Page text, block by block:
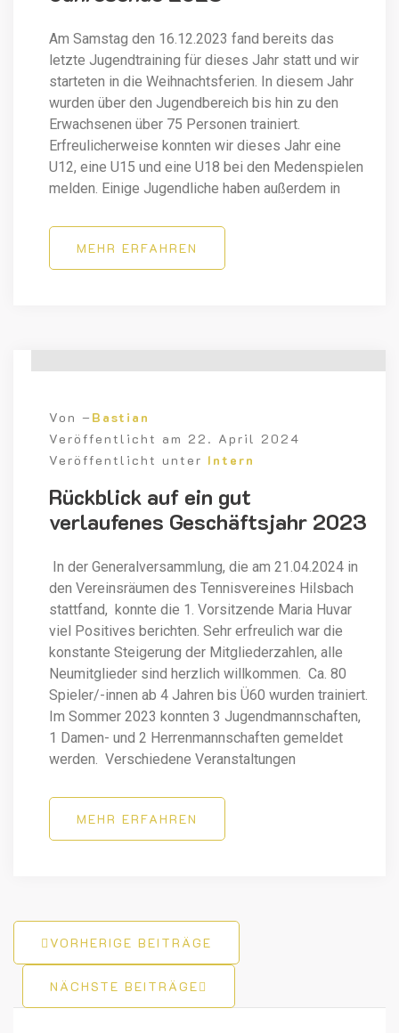
Am Samstag den 16.12.2023 fand bereits das
letzte Jugendtraining für dieses Jahr statt und wir
starteten in die Weihnachtsferien. In diesem Jahr
wurden über den Jugendbereich bis hin zu den
Erwachsenen über 75 Personen trainiert.
Erfreulicherweise konnten wir dieses Jahr eine
U12, eine U15 und eine U18 bei den Medenspielen
melden. Einige Jugendliche haben außerdem in
MEHR ERFAHREN
Von – Bastian
Veröffentlicht am 22. April 2024
Veröffentlicht unter Intern
Rückblick auf ein gut
verlaufenes Geschäftsjahr 2023
In der Generalversammlung, die am 21.04.2024 in
den Vereinsräumen des Tennisvereines Hilsbach
stattfand, konnte die 1. Vorsitzende Maria Huvar
viel Positives berichten. Sehr erfreulich war die
konstante Steigerung der Mitgliederzahlen, alle
Neumitglieder sind herzlich willkommen. Ca. 80
Spieler/-innen ab 4 Jahren bis Ü60 wurden trainiert.
Im Sommer 2023 konnten 3 Jugendmannschaften,
1 Damen- und 2 Herrenmannschaften gemeldet
werden. Verschiedene Veranstaltungen
MEHR ERFAHREN
Beitragsnavigation
VORHERIGE BEITRÄGE
NÄCHSTE BEITRÄGE